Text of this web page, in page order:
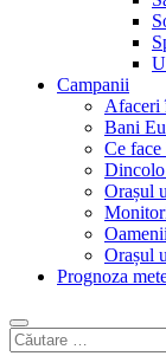
Campanii
Afaceri
Bani
Ce
Dincolo
Orașul
Orașul
Prognoza